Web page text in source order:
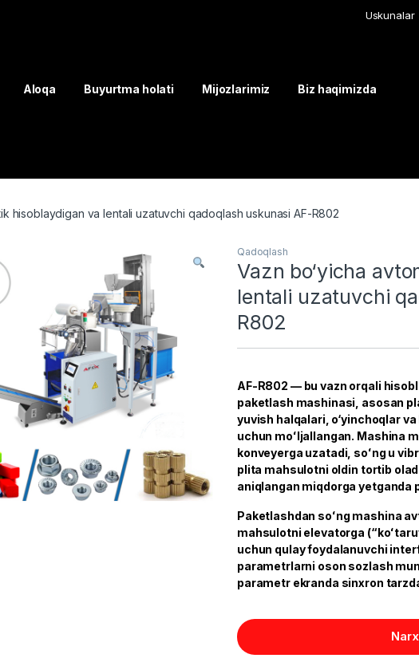
Uskunalar
Aloqa Buyurtma holati Mijozlarimiz Biz haqimizda
hisoblaydigan va lentali uzatuvchi qadoqlash uskunasi AF-R802
Qadoqlash
Vazn bo‘yicha
lentali uzatuvchi
R802
AF-R802 — bu vazn orqali
paketlash mashinasi, asosan
yuvish halqalari, o‘yinchoqlar
uchun moʻljallangan. Mashina
konveyerga uzatadi, soʻng u
plita mahsulotni oldin tortib
aniqlangan miqdorga yetganda
Paketlashdan soʻng mashina
mahsulotni elevatorga
uchun qulay foydalanuvchi
parametrlarni oson sozlash
parametr ekranda sinxron